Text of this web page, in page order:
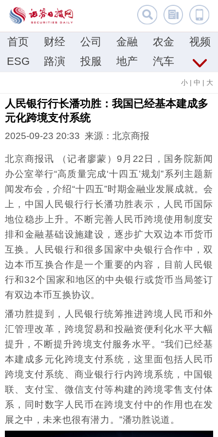
首页 财经 公司 金融 农金
视频
ESG
路演 投服 地产 汽车
小 | 中 | 大
人民银行行长潘功胜：我国已经基本建成多
元化跨境支付系统
2025-09-23 20:33 来源：北京商报
北京商报讯 （记者廖蒙）9月22日，国务院新闻
办公室举行“高质量完成‘十四五’规划”系列主题新
闻发布会，介绍“十四五”时期金融业发展成就。会
上，中国人民银行行长潘功胜表示，人民币国际
地位稳步上升。不断完善人民币跨境使用制度安
排和金融基础设施建设，逐步扩大双边本币货币
互换。人民银行和很多国家中央银行合作中，双
边本币互换合作是一个重要的内容，目前人民银
行和32个国家和地区的中央银行或货币当局签订
有双边本币互换协议。
潘功胜提到，人民银行统筹推进跨境人民币和外
汇管理改革，跨境贸易和投融资便利化水平大幅
提升，不断提升跨境支付服务水平。“我们已经基
本建成多元化跨境支付系统，这里面包括人民币
跨境支付系统、商业银行行内跨境系统，中国银
联、支付宝、微信支付等构建的跨境零售支付体
系，同时数字人民币在跨境支付中的作用也在发
展之中，未来也很有潜力。”潘功胜说道。